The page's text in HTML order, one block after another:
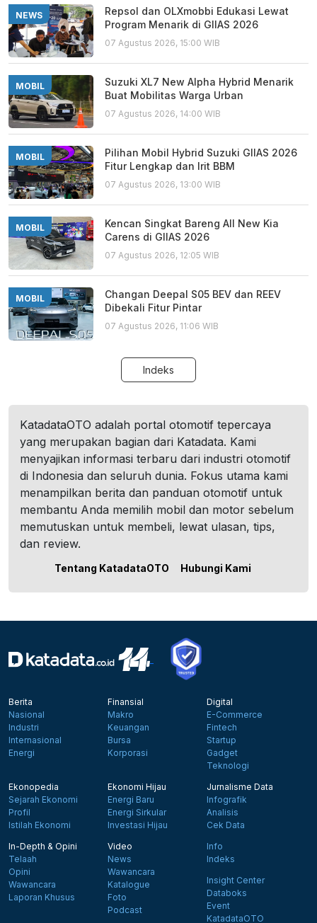
NEWS
Repsol dan OLXmobbi Edukasi Lewat
Program Menarik di GIIAS 2026
07 Agustus 2026, 15:00 WIB
MOBIL
Suzuki XL7 New Alpha Hybrid Menarik
Buat Mobilitas Warga Urban
07 Agustus 2026, 14:00 WIB
MOBIL
Pilihan Mobil Hybrid Suzuki GIIAS 2026
Fitur Lengkap dan Irit BBM
07 Agustus 2026, 13:00 WIB
MOBIL
Kencan Singkat Bareng All New Kia
Carens di GIIAS 2026
07 Agustus 2026, 12:05 WIB
MOBIL
Changan Deepal S05 BEV dan REEV
Dibekali Fitur Pintar
07 Agustus 2026, 11:06 WIB
Indeks
KatadataOTO adalah portal otomotif tepercaya
yang merupakan bagian dari Katadata. Kami
menyajikan informasi terbaru dari industri otomotif
di Indonesia dan seluruh dunia. Fokus utama kami
menampilkan berita dan panduan otomotif untuk
membantu Anda memilih mobil dan motor sebelum
memutuskan untuk membeli, lewat ulasan, tips,
dan review.
Tentang KatadataOTO Hubungi Kami
Berita
Nasional
Industri
Internasional
Energi
Finansial
Makro
Keuangan
Bursa
Korporasi
Digital
E-Commerce
Fintech
Startup
Gadget
Teknologi
Ekonopedia
Sejarah Ekonomi
Profil
Istilah Ekonomi
Ekonomi Hijau
Energi Baru
Energi Sirkular
Investasi Hijau
Jurnalisme Data
Infografik
Analisis
Cek Data
In-Depth & Opini
Telaah
Opini
Wawancara
Laporan Khusus
Video
News
Wawancara
Katalogue
Foto
Podcast
Info
Indeks
Insight Center
Databoks
Event
KatadataOTO